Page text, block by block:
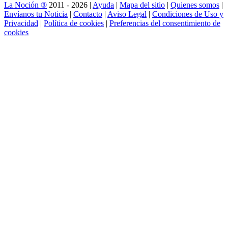
La Noción ® 2011 - 2026 | Ayuda | Mapa del sitio | Quienes somos |
Envíanos tu Noticia | Contacto | Aviso Legal | Condiciones de Uso y
Privacidad | Política de cookies | Preferencias del consentimiento de
cookies